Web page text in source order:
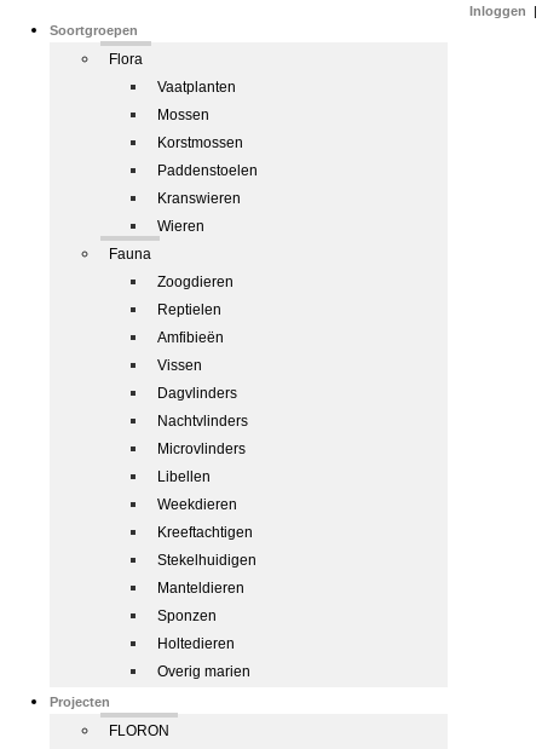
Soortgroepen
Flora
Vaatplanten
Mossen
Korstmossen
Paddenstoelen
Kranswieren
Wieren
Fauna
Zoogdieren
Reptielen
Amfibieën
Vissen
Dagvlinders
Nachtvlinders
Microvlinders
Libellen
Weekdieren
Kreeftachtigen
Stekelhuidigen
Manteldieren
Sponzen
Holtedieren
Overig marien
Projecten
FLORON
Inloggen |